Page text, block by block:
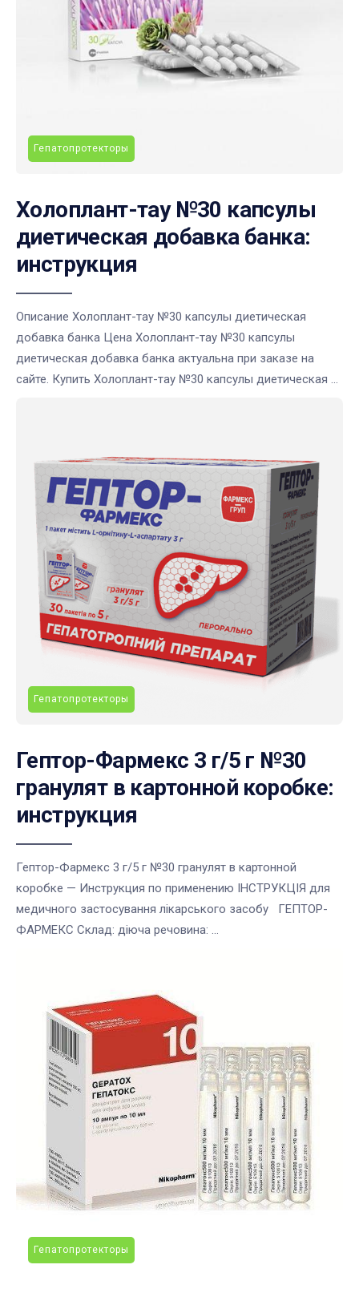
Гепатопротекторы
Холоплант-тау №30 капсулы
диетическая добавка банка:
инструкция
Описание Холоплант-тау №30 капсулы диетическая
добавка банка Цена Холоплант-тау №30 капсулы
диетическая добавка банка актуальна при заказе на
сайте. Купить Холоплант-тау №30 капсулы диетическая ...
Гепатопротекторы
Гептор-Фармекс 3 г/5 г №30
гранулят в картонной коробке:
инструкция
Гептор-Фармекс 3 г/5 г №30 гранулят в картонной
коробке — Инструкция по применению ІНСТРУКЦІЯ для
медичного застосування лікарського засобу ГЕПТОР-
ФАРМЕКС Склад: діюча речовина: ...
Гепатопротекторы